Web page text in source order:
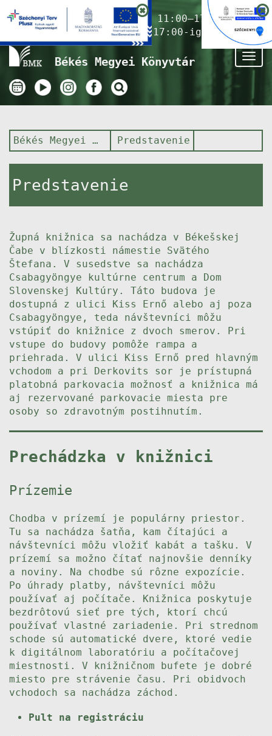
Nyitvatartás ma:11:00–17:00
(Gyermekkönyvtár 17:00-ig)
Békés Megyei Könyvtár
Békés Megyei Könyvtár Predstavenie
Predstavenie
Župná knižnica sa nachádza v Békešskej
Čabe v blízkosti námestie Svätého
Štefana. V susedstve sa nachádza
Csabagyöngye kultúrne centrum a Dom
Slovenskej Kultúry. Táto budova je
dostupná z ulici Kiss Ernő alebo aj poza
Csabagyöngye, teda návštevníci môžu
vstúpiť do knižnice z dvoch smerov. Pri
vstupe do budovy pomôže rampa a
priehrada. V ulici Kiss Ernő pred hlavným
vchodom a pri Derkovits sor je prístupná
platobná parkovacia možnosť a knižnica má
aj rezervované parkovacie miesta pre
osoby so zdravotným postihnutím.
Prechádzka v knižnici
Prízemie
Chodba v prízemí je populárny priestor.
Tu sa nachádza šatňa, kam čítajúci a
návštevníci môžu vložiť kabát a tašku. V
prízemí sa možno čítať najnovšie denníky
a noviny. Na chodbe sú rôzne expozície.
Po úhrady platby, návštevníci môžu
používať aj počítače. Knižnica poskytuje
bezdrôtovú sieť pre tých, ktorí chcú
používať vlastné zariadenie. Pri strednom
schode sú automatické dvere, ktoré vedie
k digitálnom laboratóriu a počítačovej
miestnosti. V knižničnom bufete je dobré
miesto pre strávenie času. Pri obidvoch
vchodoch sa nachádza záchod.
Pult na registráciu